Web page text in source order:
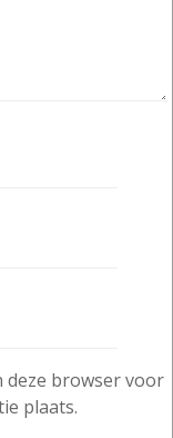
deze browser voor
plaats.